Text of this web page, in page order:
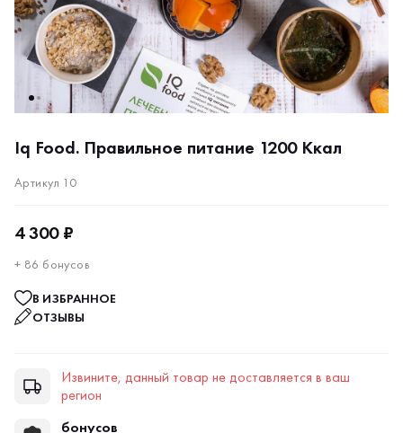
Iq Food. Правильное питание 1200 Ккал
Артикул 10
4 300 ₽
+ 86 бонусов
В ИЗБРАННОЕ
ОТЗЫВЫ
Извините, данный товар не доставляется в ваш
регион
бонусов